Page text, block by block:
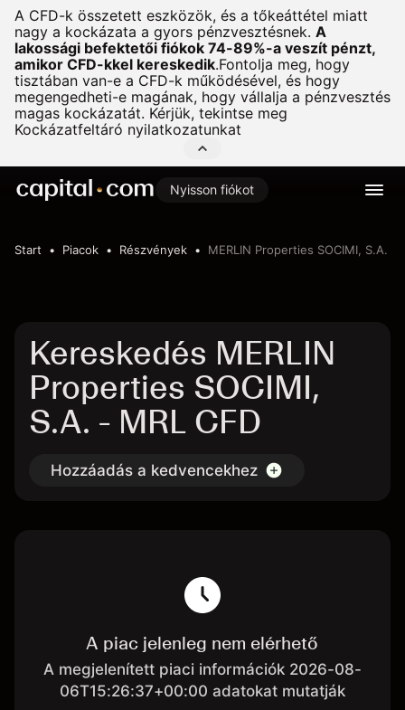
A CFD-k összetett eszközök, és a tőkeáttétel miatt
nagy a kockázata a gyors pénzvesztésnek. A
lakossági befektetői fiókok 74-89%-a veszít pénzt,
amikor CFD-kkel kereskedik.Fontolja meg, hogy
tisztában van-e a CFD-k működésével, és hogy
megengedheti-e magának, hogy vállalja a pénzvesztés
magas kockázatát. Kérjük, tekintse meg
Kockázatfeltáró nyilatkozatunkat
Nyisson fiókot
Start Piacok Részvények MERLIN Properties SOCIMI, S.A.
Kereskedés MERLIN
Properties SOCIMI,
S.A. - MRL CFD
Hozzáadás a kedvencekhez
A piac jelenleg nem elérhető
A megjelenített piaci információk 2026-08-
06T15:26:37+00:00 adatokat mutatják